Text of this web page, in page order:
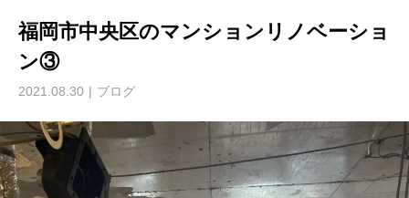
福岡市中央区のマンションリノベーショ
ン③
2021.08.30 ブログ